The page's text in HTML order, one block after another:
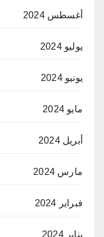
أغسطس 2024
يوليو 2024
يونيو 2024
مايو 2024
أبريل 2024
مارس 2024
فبراير 2024
يناير 2024